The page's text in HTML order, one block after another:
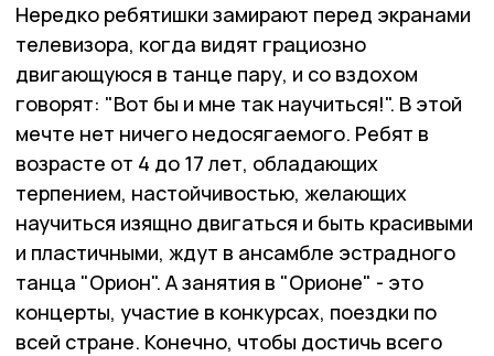
Нередко ребятишки замирают перед экранами
телевизора, когда видят грациозно
двигающуюся в танце пару, и со вздохом
говорят: "Вот бы и мне так научиться!". В этой
мечте нет ничего недосягаемого. Ребят в
возрасте от 4 до 17 лет, обладающих
терпением, настойчивостью, желающих
научиться изящно двигаться и быть красивыми
и пластичными, ждут в ансамбле эстрадного
танца "Орион". А занятия в "Орионе" - это
концерты, участие в конкурсах, поездки по
всей стране. Конечно, чтобы достичь всего